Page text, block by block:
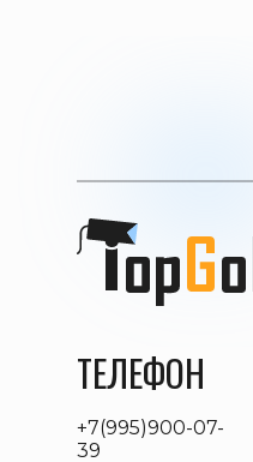
ТЕЛЕФОН
+7(995)900-07-
39